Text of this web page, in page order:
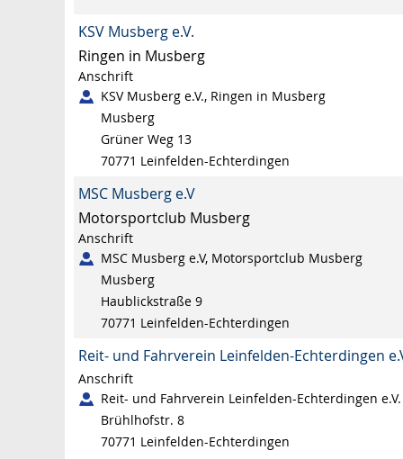
KSV Musberg e.V.
Ringen in Musberg
Anschrift
KSV Musberg e.V., Ringen in Musberg
Musberg
Grüner Weg 13
70771 Leinfelden-Echterdingen
MSC Musberg e.V
Motorsportclub Musberg
Anschrift
MSC Musberg e.V, Motorsportclub Musberg
Musberg
Haublickstraße 9
70771 Leinfelden-Echterdingen
Reit- und Fahrverein Leinfelden-Echterdingen
Anschrift
Reit- und Fahrverein Leinfelden-Echterdingen e.V.
Brühlhofstr. 8
70771 Leinfelden-Echterdingen